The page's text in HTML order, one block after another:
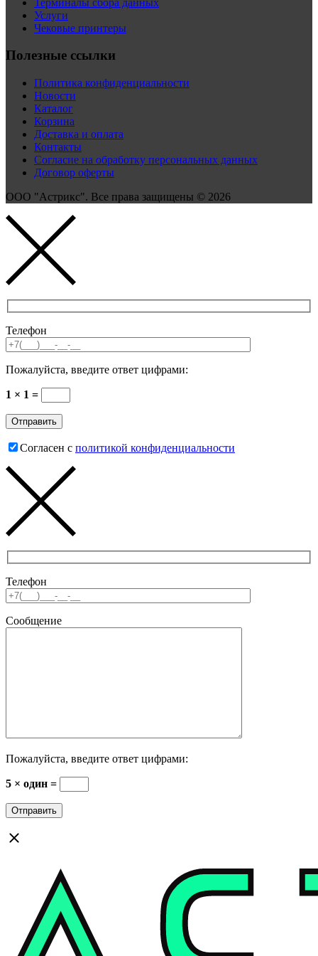
Услуги
Чековые принтеры
Полезные ссылки
Политика конфиденциальности
Новости
Каталог
Корзина
Доставка и оплата
Контакты
Согласие на обработку персональных данных
Договор оферты
ООО "Астрикс". Все права защищены © 2026
Телефон
Пожалуйста, введите ответ цифрами:
1 × 1 =
Согласен с политикой конфиденциальности
Телефон
Сообщение
Пожалуйста, введите ответ цифрами:
5 × один =